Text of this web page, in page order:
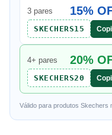
3 pares 15%
SKECHERS15
4+ pares 20%
SKECHERS20
Válido para produtos Skechers